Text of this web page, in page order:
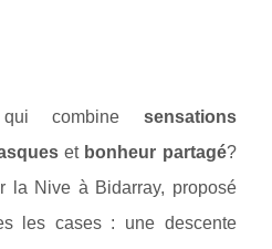
qui combine sensations
et bonheur partagé?
la Nive à Bidarray, proposé
les cases : une descente